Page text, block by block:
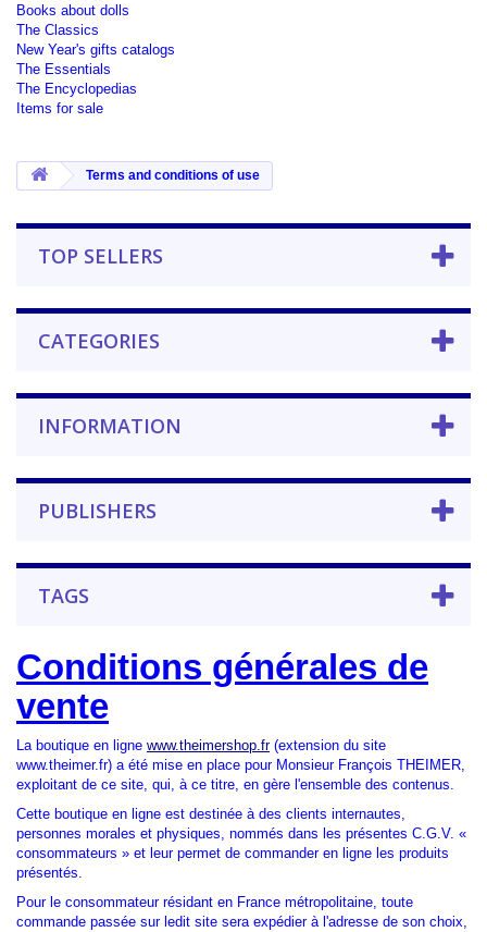
Books about dolls
The Classics
New Year's gifts catalogs
The Essentials
The Encyclopedias
Items for sale
Terms and conditions of use
TOP SELLERS
CATEGORIES
INFORMATION
PUBLISHERS
TAGS
Conditions générales de
vente
La boutique en ligne www.theimershop.fr(extension du site
www.theimer.fr) a été mise en place pour Monsieur François THEIMER,
exploitant de ce site, qui, à ce titre, en gère l'ensemble des contenus.
Cette boutique en ligne est destinée à des clients internautes,
personnes morales et physiques, nommés dans les présentes C.G.V. «
consommateurs » et leur permet de commander en ligne les produits
présentés.
Pour le consommateur résidant en France métropolitaine, toute
commande passée sur ledit site sera expédier à l'adresse de son choix,